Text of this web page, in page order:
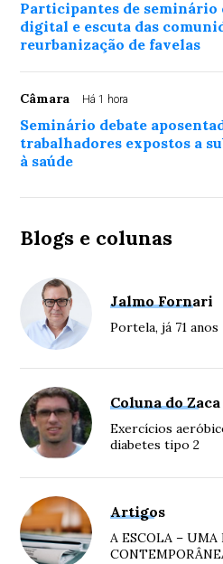
Participantes de seminário
digital e escuta das
reurbanização de favelas
Câmara Há 1 hora
Seminário debate
trabalhadores expostos a
à saúde
Blogs e colunas
Jalmo Fornari
Portela, já 71 anos
Coluna do Zaca
Exercícios
diabetes tipo 2
Artigos
A ESCOLA – UMA